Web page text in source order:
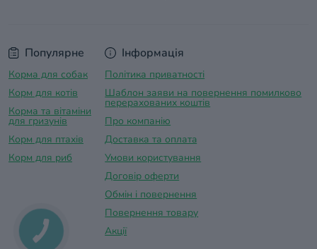
Популярне
Корма для собак
Корм для котів
Корма та вітаміни
для гризунів
Корм для птахів
Корм для риб
Інформація
Політика приватності
Шаблон заяви на повернення помилково
перерахованих коштів
Про компанію
Доставка та оплатa
Умови користування
Договір оферти
Обмін і повернення
Повернення товару
Акції